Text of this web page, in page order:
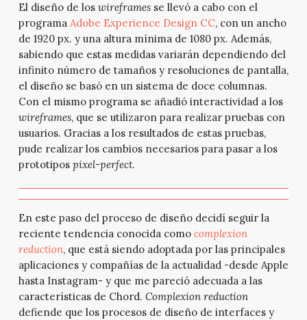
El diseño de los wireframesse llevó a cabo con el
programa Adobe Experience Design CC, con un ancho
de 1920 px. y una altura mínima de 1080 px. Además,
sabiendo que estas medidas variarán dependiendo del
infinito número de tamaños y resoluciones de pantalla,
el diseño se basó en un sistema de doce columnas.
Con el mismo programa se añadió interactividad a los
wireframes, que se utilizaron para realizar pruebas con
usuarios. Gracias a los resultados de estas pruebas,
pude realizar los cambios necesarios para pasar a los
prototipos pixel-perfect.
En este paso del proceso de diseño decidí seguir la
reciente tendencia conocida como complexion
reduction, que está siendo adoptada por las principales
aplicaciones y compañías de la actualidad -desde Apple
hasta Instagram- y que me pareció adecuada a las
características de Chord. Complexion reduction
defiende que los procesos de diseño de interfaces y